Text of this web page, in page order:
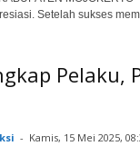
Setelah sukses
Pelaku,
- Kamis, 15 Mei 2025,